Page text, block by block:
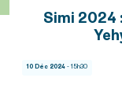
Simi 2024
10 Déc 2024 - 15h30